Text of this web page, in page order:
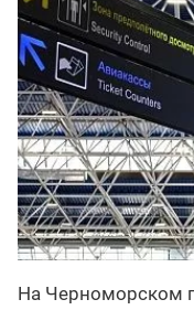
На Черноморском